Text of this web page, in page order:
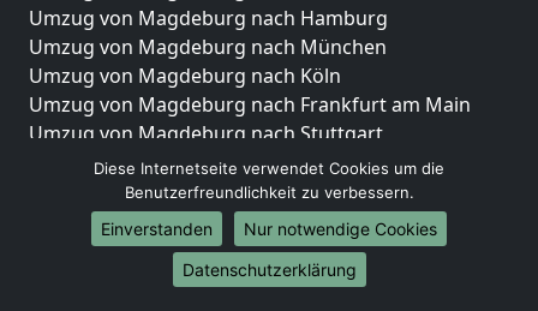
Umzug von Magdeburg nach Hamburg
Umzug von Magdeburg nach München
Umzug von Magdeburg nach Köln
Umzug von Magdeburg nach Frankfurt am Main
Umzug von Magdeburg nach Stuttgart
Umzug von Magdeburg nach Düsseldorf
Umzug von Magdeburg nach Leipzig
Umzug von Magdeburg nach Dortmund
Umzug von Magdeburg nach Essen
Umzug von Magdeburg nach Bremen
Diese Internetseite verwendet Cookies um die
Benutzerfreundlichkeit zu verbessern.
Einverstanden
Nur notwendige Cookies
Datenschutzerklärung